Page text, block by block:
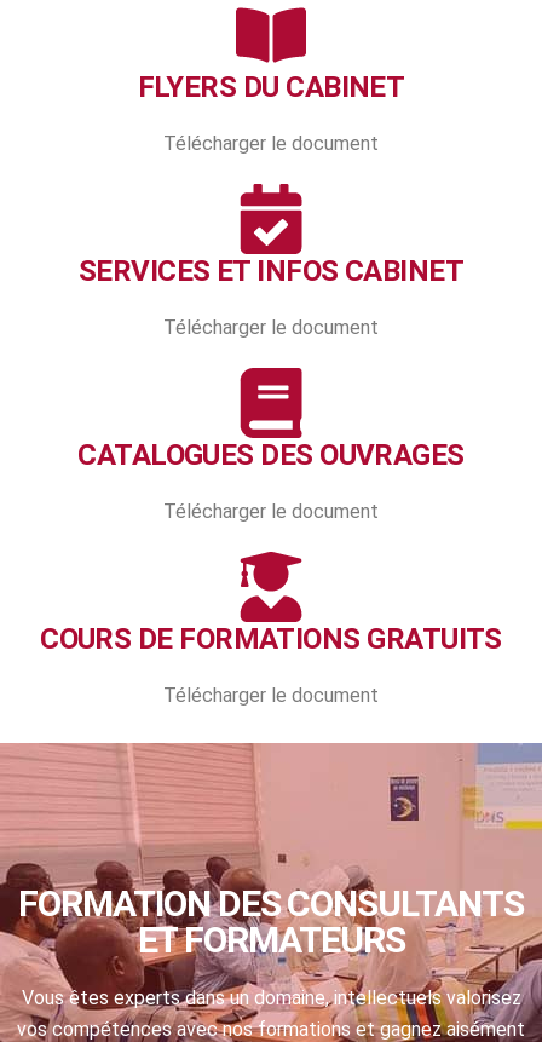
FLYERS DU CABINET
Télécharger le document
SERVICES ET INFOS CABINET
Télécharger le document
CATALOGUES DES OUVRAGES
Télécharger le document
COURS DE FORMATIONS GRATUITS
Télécharger le document
FORMATION DES CONSULTANTS
ET FORMATEURS
Vous êtes experts dans un domaine, intellectuels valorisez
vos compétences avec nos formations et gagnez aisément